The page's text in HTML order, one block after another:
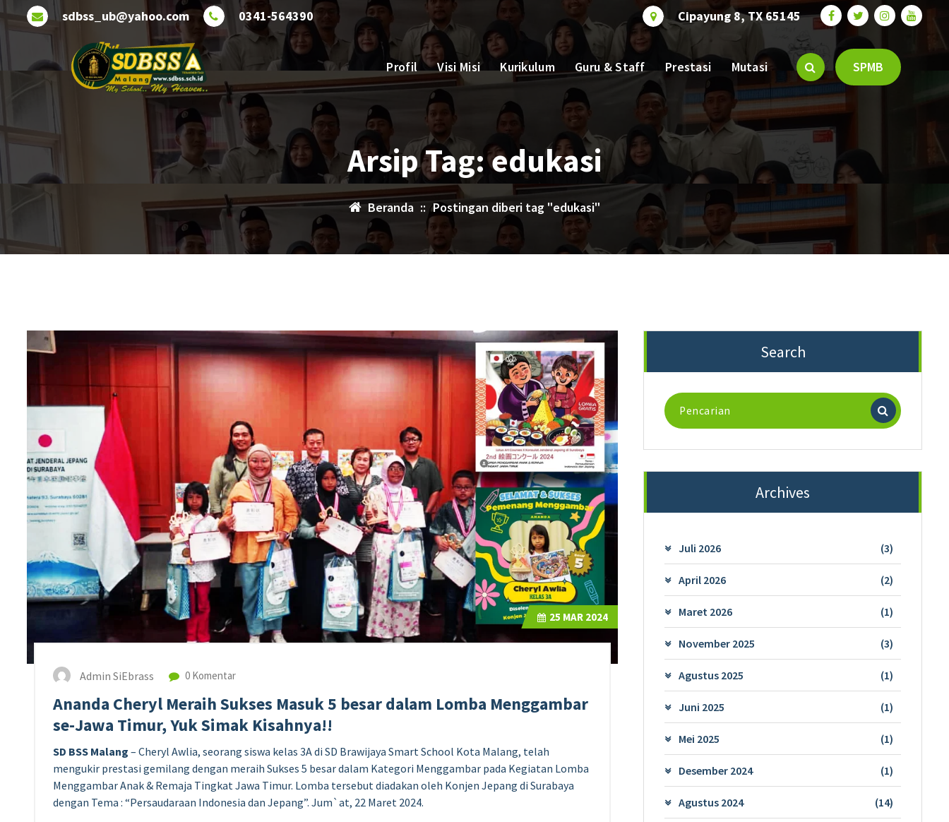
Lewati
sdbss_ub@yahoo.com 0341-564390 Cipayung 8, TX 65145
Profil Visi Misi Kurikulum Guru & Staff Prestasi Mutasi SPMB
Arsip Tag: edukasi
Beranda :: Postingan diberi tag "edukasi"
25 MAR 2024
Admin SiEbrass 0 Komentar
Ananda Cheryl Meraih Sukses Masuk 5 besar dalam Lomba Menggambar
se-Jawa Timur, Yuk Simak Kisahnya!!
SD BSS Malang – Cheryl Awlia, seorang siswa kelas 3A di SD Brawijaya Smart School Kota Malang, telah
mengukir prestasi gemilang dengan meraih Sukses 5 besar dalam Kategori Menggambar pada Kegiatan Lomba
Menggambar Anak & Remaja Tingkat Jawa Timur. Lomba tersebut diadakan oleh Konjen Jepang di Surabaya
dengan Tema : “Persaudaraan Indonesia dan Jepang”. Jum`at, 22 Maret 2024.
Search
Pencarian
untuk:
Archives
Juli 2026 (3)
April 2026 (2)
Maret 2026 (1)
November 2025 (3)
Agustus 2025 (1)
Juni 2025 (1)
Mei 2025 (1)
Desember 2024 (1)
Agustus 2024 (14)